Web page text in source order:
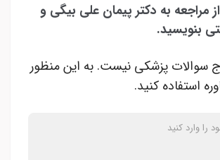
مراجعه به دکتر پیمان علی بیگی و
بنویسید.
سوالات پزشکی نیست. به این منظور
استفاده کنید.